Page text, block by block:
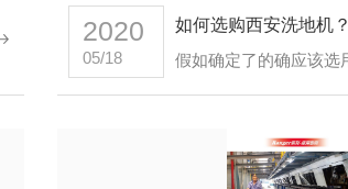
2020
05/18
如何选购西安洗地机？